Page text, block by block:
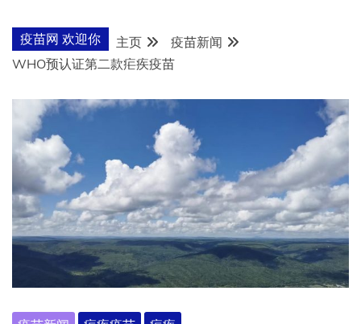
疫苗网 欢迎你 主页
疫苗新闻
WHO预认证第二款疟疾疫苗